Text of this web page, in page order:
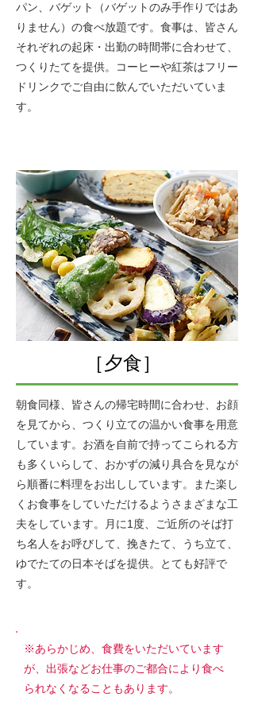
パン、バゲット（バゲットのみ手作りではあ
りません）の食べ放題です。食事は、皆さん
それぞれの起床・出勤の時間帯に合わせて、
つくりたてを提供。コーヒーや紅茶はフリー
ドリンクでご自由に飲んでいただいていま
す。
［夕食］
朝食同様、皆さんの帰宅時間に合わせ、お顔
を見てから、つく り立ての温かい食事を用意
しています。お酒を自前で持ってこられる方
も多くいらして、おかずの減り具合を見なが
ら順番に料理をお出ししています。また楽し
くお食事をしていただけるようさまざまな工
夫をしています。月に1度、ご近所のそば打
ち名人をお呼びして、挽きたて、う ち立て、
ゆでたての日本そばを提供。とても好評で
す。
※あらかじめ、食費をいただいています
が、出張などお仕事のご都合により食べ
られなくなることもあります。